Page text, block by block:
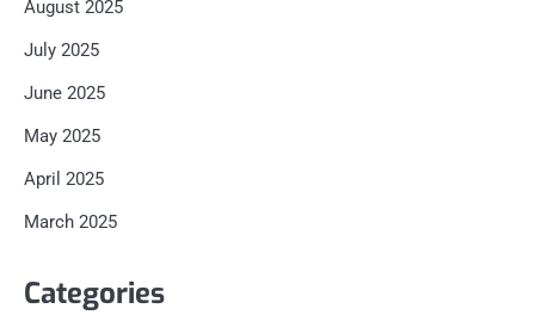
August 2025
July 2025
June 2025
May 2025
April 2025
March 2025
Categories